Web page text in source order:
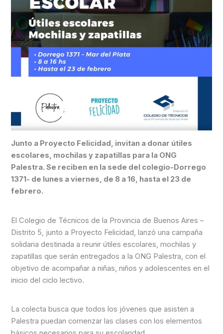
Junto a Proyecto Felicidad, invitan a donar útiles
escolares, mochilas y zapatillas para la ONG
Palestra. Se reciben en la sede del colegio-Dorrego
1371- de lunes a viernes, de 8 a 16, hasta el 23 de
febrero.
El Colegio de Técnicos de la Provincia de Buenos Aires –
Distrito 5, junto a Proyecto Felicidad, lanzó una campaña
solidaria destinada a reunir útiles escolares, mochilas y
zapatillas que serán entregados a la ONG Palestra, con el
objetivo de acompañar a niñas, niños y adolescentes en el
inicio del ciclo lectivo.
La colecta busca que todos los jóvenes que asisten a
Palestra puedan comenzar las clases con los elementos